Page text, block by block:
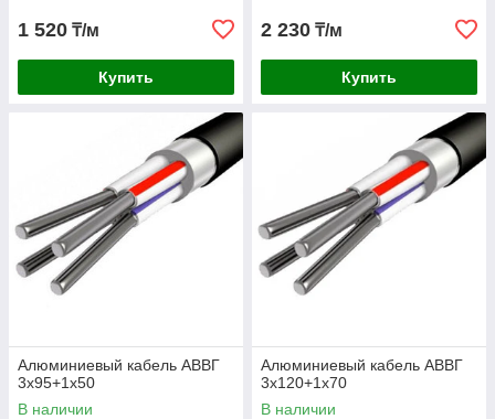
1 520 ₸/м
Купить
2 230 ₸/м
Купить
Алюминиевый кабель АВВГ
3х95+1х50
В наличии
Алюминиевый кабель АВВГ
3х120+1х70
В наличии